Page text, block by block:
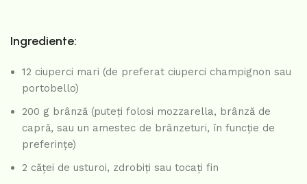
Ingrediente:
12 ciuperci mari (de preferat ciuperci champignon sau
portobello)
200 g brânză (puteți folosi mozzarella, brânză de
capră, sau un amestec de brânzeturi, în funcție de
preferințe)
2 căței de usturoi, zdrobiți sau tocați fin